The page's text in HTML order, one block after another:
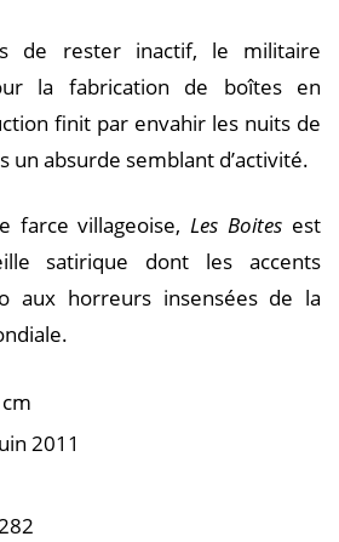
de rester inactif, le militaire
la fabrication de boîtes en
finit par envahir les nuits de
un absurde semblant d’activité.
farce villageoise,Les Boites est
satirique dont les accents
aux horreurs insensées de la
2011